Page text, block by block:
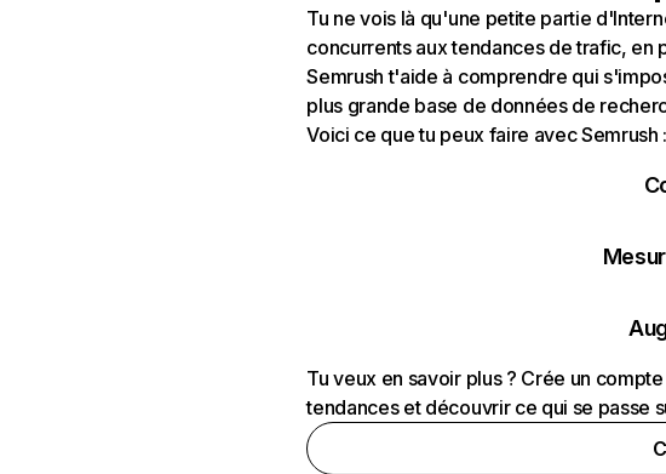
Tu ne vois là qu'une petite partie
concurrents aux tendances de trafic, en
Semrush t'aide à comprendre qui
plus grande base de données de
Voici ce que tu peux faire avec Semrush
Tu veux en savoir plus ? Crée un
tendances et découvrir ce qui se passe